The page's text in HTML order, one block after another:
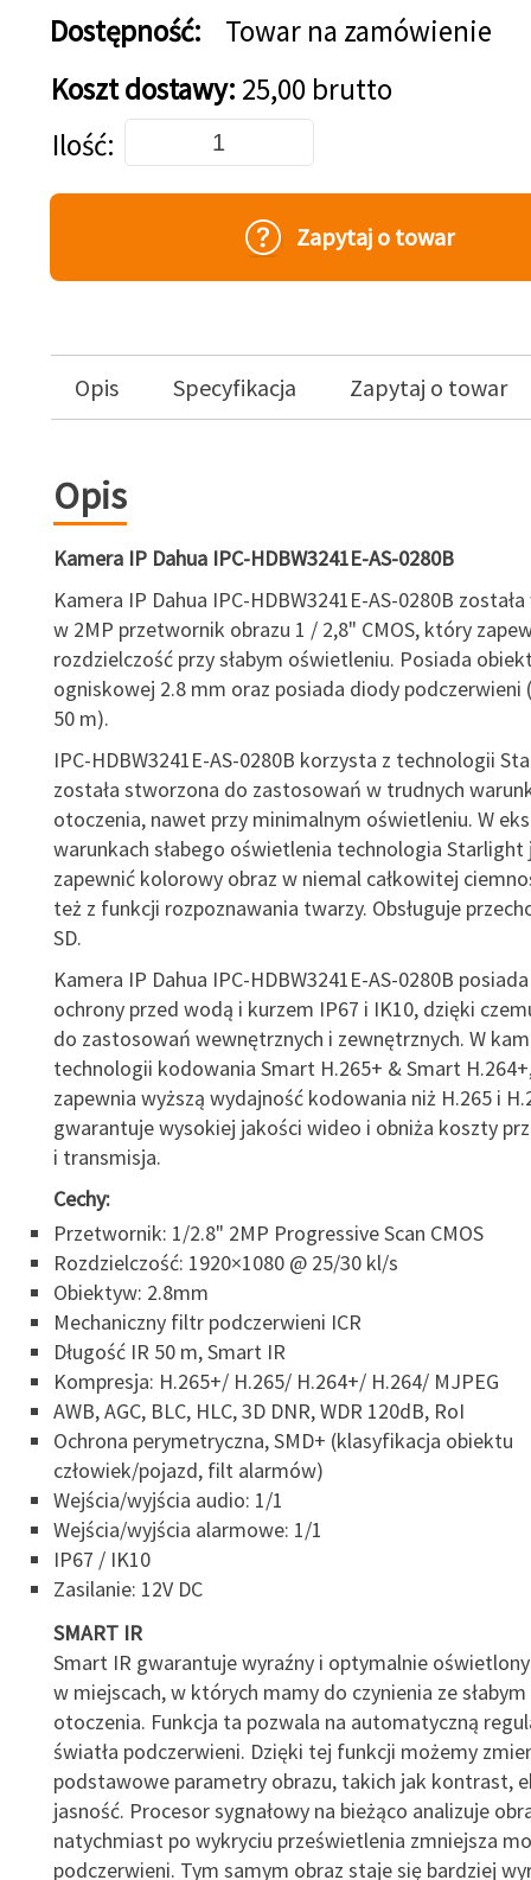
Dostępność:
Towar na zamówienie
Koszt dostawy: 25,00 brutto
Dodaj do koszyka
Ilość
Zapytaj o towar
Opis Specyfikacja Zapytaj o towar
Opis
Kamera IP Dahua IPC-HDBW3241E-AS-0280B
Kamera IP Dahua IPC-HDBW3241E-AS-0280B
w 2MP przetwornik obrazu 1 / 2,8" CMOS, który
rozdzielczość przy słabym oświetleniu. Posiada
ogniskowej 2.8 mm oraz posiada diody podczerwieni
50 m).
IPC-HDBW3241E-AS-0280B korzysta z technologii
została stworzona do zastosowań w trudnych
otoczenia, nawet przy minimalnym oświetleniu. W
warunkach słabego oświetlenia technologia
zapewnić kolorowy obraz w niemal całkowitej
też z funkcji rozpoznawania twarzy. Obsługuje
SD.
Kamera IP Dahua IPC-HDBW3241E-AS-0280B
ochrony przed wodą i kurzem IP67 i IK10, dzięki
do zastosowań wewnętrznych i zewnętrznych. W
technologii kodowania Smart H.265+ & Smart
zapewnia wyższą wydajność kodowania niż H.265 i
gwarantuje wysokiej jakości wideo i obniża koszty
i transmisja.
Cechy:
Przetwornik: 1/2.8" 2MP Progressive Scan CMOS
Rozdzielczość: 1920×1080 @ 25/30 kl/s
Obiektyw: 2.8mm
Mechaniczny filtr podczerwieni ICR
Długość IR 50 m, Smart IR
Kompresja: H.265+/ H.265/ H.264+/ H.264/ MJPEG
AWB, AGC, BLC, HLC, 3D DNR, WDR 120dB, RoI
Ochrona perymetryczna, SMD+ (klasyfikacja obiektu
człowiek/pojazd, filt alarmów)
Wejścia/wyjścia audio: 1/1
Wejścia/wyjścia alarmowe: 1/1
IP67 / IK10
Zasilanie: 12V DC
SMART IR
Smart IR gwarantuje wyraźny i optymalnie
w miejscach, w których mamy do czynienia ze
otoczenia. Funkcja ta pozwala na automatyczną
światła podczerwieni. Dzięki tej funkcji możemy
podstawowe parametry obrazu, takich jak kontrast,
jasność. Procesor sygnałowy na bieżąco analizuje
natychmiast po wykryciu prześwietlenia zmniejsza
podczerwieni. Tym samym obraz staje się bardziej